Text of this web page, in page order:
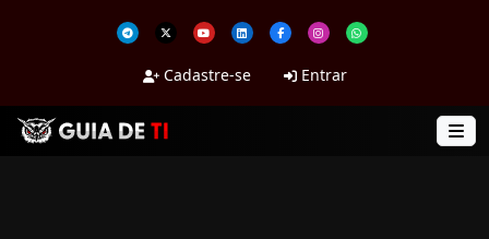
Cadastre-se Entrar